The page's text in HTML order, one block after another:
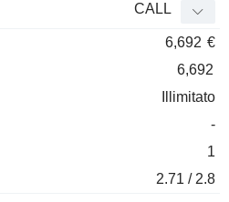
CALL
6,692 €
6,692
Illimitato
-
1
2.71 / 2.8